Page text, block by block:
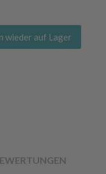
wieder auf Lager